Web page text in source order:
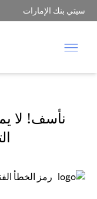
سيتي بنك الإمارات
نأسف! لا
رمز الخطأ